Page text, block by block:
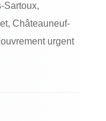
Sartoux,
Châteauneuf-
urgent